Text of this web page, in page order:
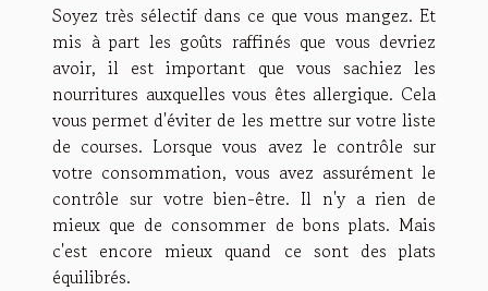
Soyez très sélectif dans ce que vous mangez. Et
mis à part les goûts raffinés que vous devriez
avoir, il est important que vous sachiez les
nourritures auxquelles vous êtes allergique. Cela
vous permet d'éviter de les mettre sur votre liste
de courses. Lorsque vous avez le contrôle sur
votre consommation, vous avez assurément le
contrôle sur votre bien-être. Il n'y a rien de
mieux que de consommer de bons plats. Mais
c'est encore mieux quand ce sont des plats
équilibrés.